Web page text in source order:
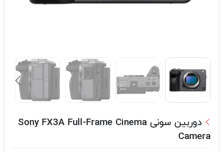
دوربین سونی Sony FX3A Full-Frame Cinema
Camera